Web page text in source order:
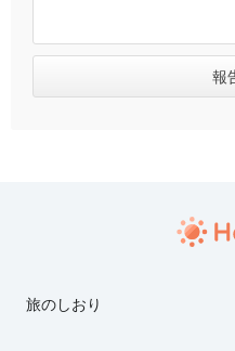
旅のしおり